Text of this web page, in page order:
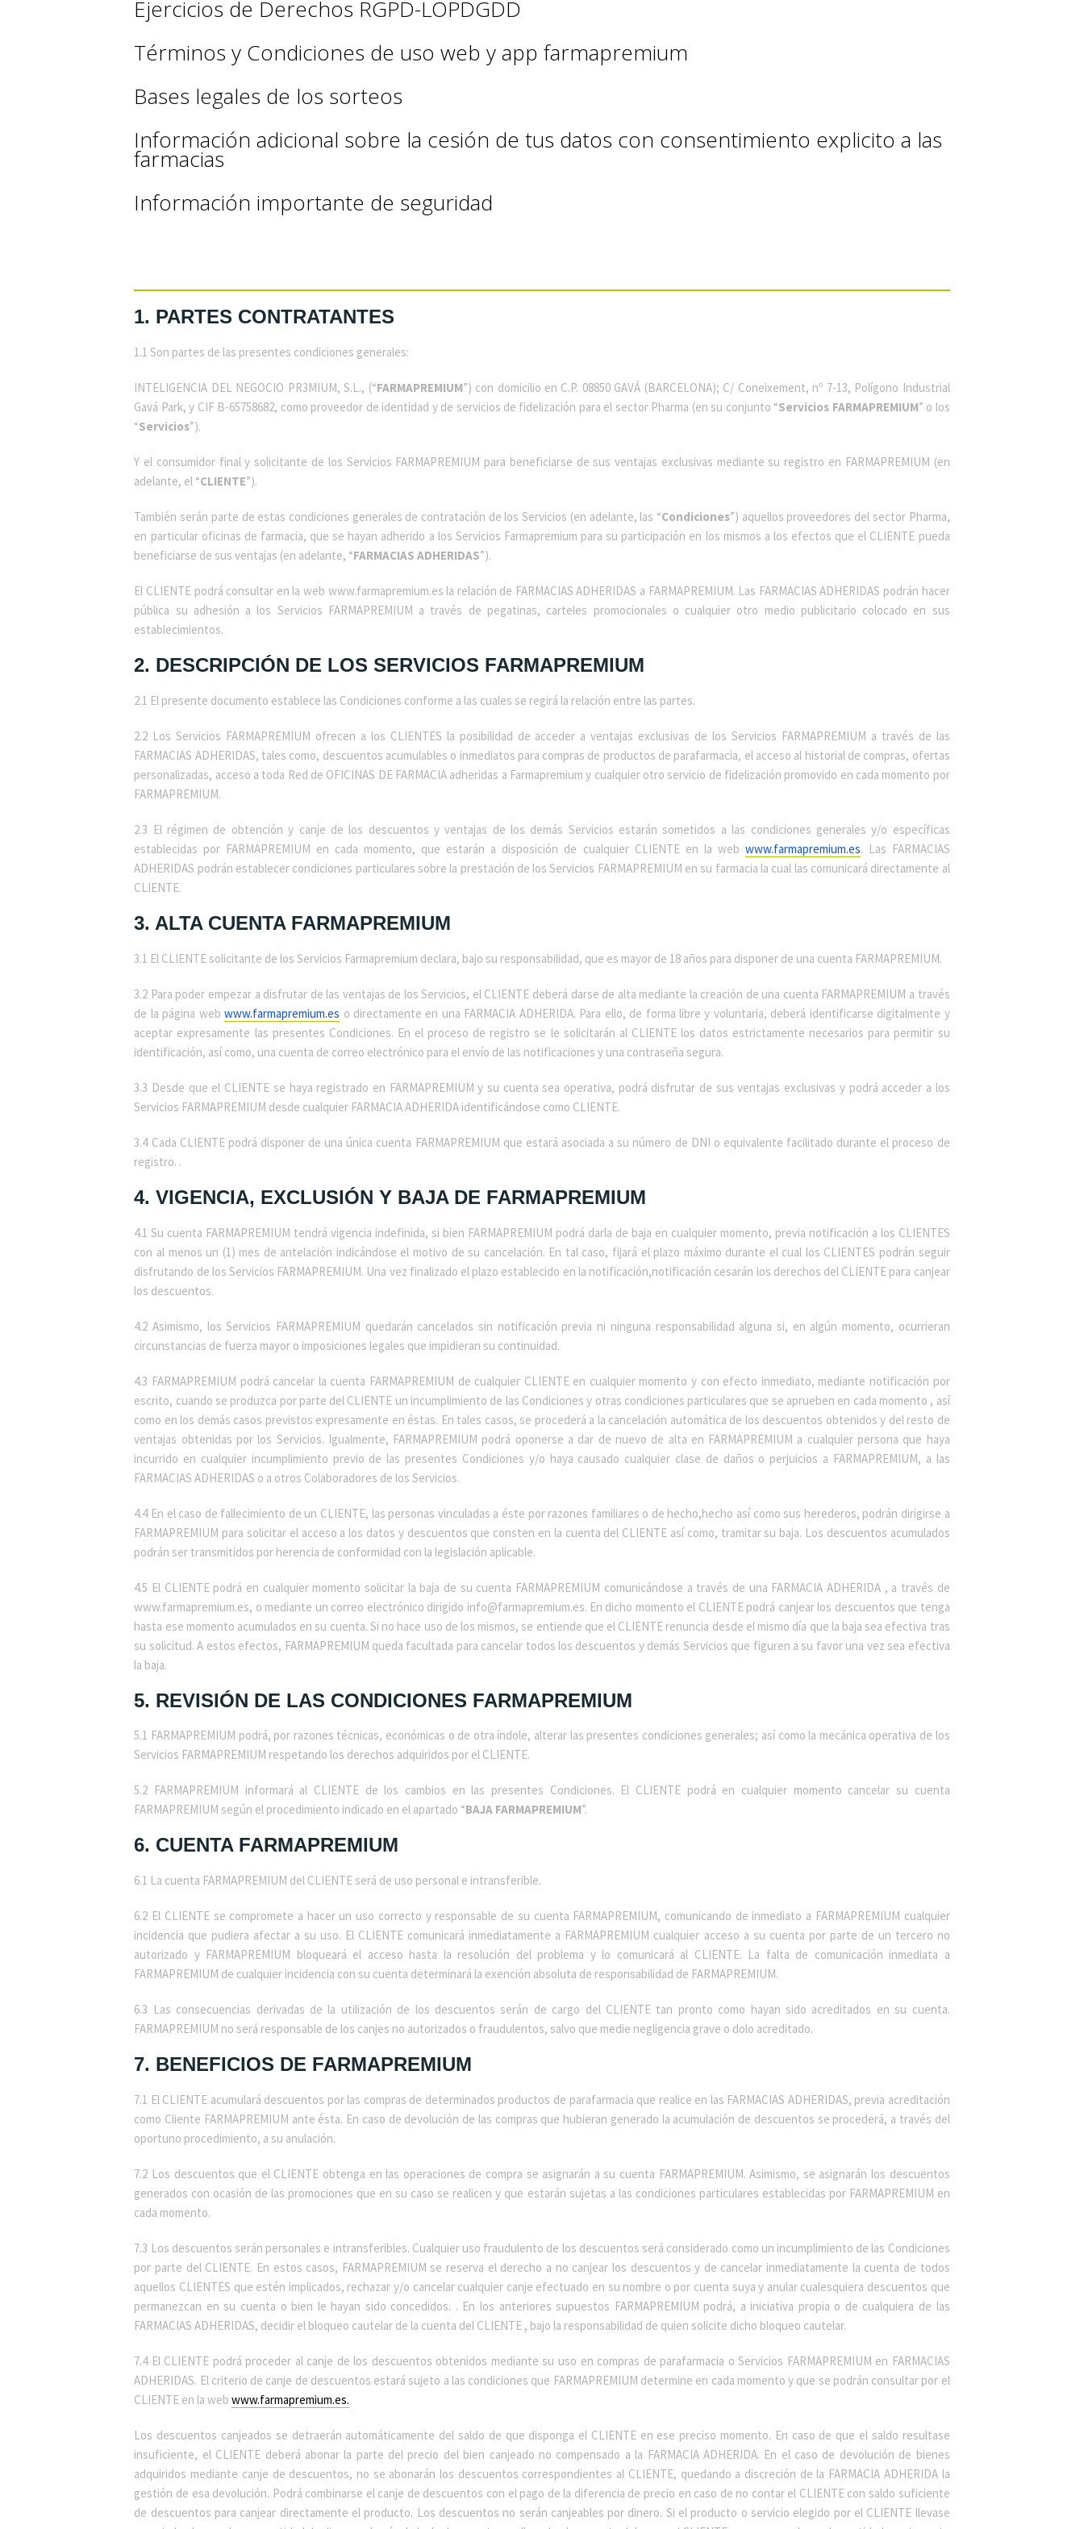
Ejercicios de Derechos RGPD-LOPDGDD
Términos y Condiciones de uso web y app farmapremium
Bases legales de los sorteos
Información adicional sobre la cesión de tus datos con consentimiento explicito a las
farmacias
Información importante de seguridad
1. PARTES CONTRATANTES
1.1 Son partes de las presentes condiciones generales:
INTELIGENCIA DEL NEGOCIO PR3MIUM, S.L., (“FARMAPREMIUM”) con domicilio en C.P. 08850 GAVÁ (BARCELONA); C/ Coneixement, nº 7-13, Polígono Industrial
Gavá Park, y CIF B-65758682, como proveedor de identidad y de servicios de fidelización para el sector Pharma (en su conjunto “Servicios FARMAPREMIUM” o los
“Servicios”).
Y el consumidor final y solicitante de los Servicios FARMAPREMIUM para beneficiarse de sus ventajas exclusivas mediante su registro en FARMAPREMIUM (en
adelante, el “CLIENTE”).
También serán parte de estas condiciones generales de contratación de los Servicios (en adelante, las “Condiciones”) aquellos proveedores del sector Pharma,
en particular oficinas de farmacia, que se hayan adherido a los Servicios Farmapremium para su participación en los mismos a los efectos que el CLIENTE pueda
beneficiarse de sus ventajas (en adelante, “FARMACIAS ADHERIDAS”).
El CLIENTE podrá consultar en la web www.farmapremium.es la relación de FARMACIAS ADHERIDAS a FARMAPREMIUM. Las FARMACIAS ADHERIDAS podrán hacer
pública su adhesión a los Servicios FARMAPREMIUM a través de pegatinas, carteles promocionales o cualquier otro medio publicitario colocado en sus
establecimientos.
2. DESCRIPCIÓN DE LOS SERVICIOS FARMAPREMIUM
2.1 El presente documento establece las Condiciones conforme a las cuales se regirá la relación entre las partes.
2.2 Los Servicios FARMAPREMIUM ofrecen a los CLIENTES la posibilidad de acceder a ventajas exclusivas de los Servicios FARMAPREMIUM a través de las
FARMACIAS ADHERIDAS, tales como, descuentos acumulables o inmediatos para compras de productos de parafarmacia, el acceso al historial de compras, ofertas
personalizadas, acceso a toda Red de OFICINAS DE FARMACIA adheridas a Farmapremium y cualquier otro servicio de fidelización promovido en cada momento por
FARMAPREMIUM.
2.3 El régimen de obtención y canje de los descuentos y ventajas de los demás Servicios estarán sometidos a las condiciones generales y/o específicas
establecidas por FARMAPREMIUM en cada momento, que estarán a disposición de cualquier CLIENTE en la web www.farmapremium.es. Las FARMACIAS
ADHERIDAS podrán establecer condiciones particulares sobre la prestación de los Servicios FARMAPREMIUM en su farmacia la cual las comunicará directamente al
CLIENTE.
3. ALTA CUENTA FARMAPREMIUM
3.1 El CLIENTE solicitante de los Servicios Farmapremium declara, bajo su responsabilidad, que es mayor de 18 años para disponer de una cuenta FARMAPREMIUM.
3.2 Para poder empezar a disfrutar de las ventajas de los Servicios, el CLIENTE deberá darse de alta mediante la creación de una cuenta FARMAPREMIUM a través
de la página webwww.farmapremium.es o directamente en una FARMACIA ADHERIDA. Para ello, de forma libre y voluntaria, deberá identificarse digitalmente y
aceptar expresamente las presentes Condiciones. En el proceso de registro se le solicitarán al CLIENTE los datos estrictamente necesarios para permitir su
identificación, así como, una cuenta de correo electrónico para el envío de las notificaciones y una contraseña segura.
3.3 Desde que el CLIENTE se haya registrado en FARMAPREMIUM y su cuenta sea operativa, podrá disfrutar de sus ventajas exclusivas y podrá acceder a los
Servicios FARMAPREMIUM desde cualquier FARMACIA ADHERIDA identificándose como CLIENTE.
3.4 Cada CLIENTE podrá disponer de una única cuenta FARMAPREMIUM que estará asociada a su número de DNI o equivalente facilitado durante el proceso de
registro. .
4. VIGENCIA, EXCLUSIÓN Y BAJA DE FARMAPREMIUM
4.1 Su cuenta FARMAPREMIUM tendrá vigencia indefinida, si bien FARMAPREMIUM podrá darla de baja en cualquier momento, previa notificación a los CLIENTES
con al menos un (1) mes de antelación indicándose el motivo de su cancelación. En tal caso, fijará el plazo máximo durante el cual los CLIENTES podrán seguir
disfrutando de los Servicios FARMAPREMIUM. Una vez finalizado el plazo establecido en la notificación,notificación cesarán los derechos del CLIENTE para canjear
los descuentos.
4.2 Asimismo, los Servicios FARMAPREMIUM quedarán cancelados sin notificación previa ni ninguna responsabilidad alguna si, en algún momento, ocurrieran
circunstancias de fuerza mayor o imposiciones legales que impidieran su continuidad.
4.3 FARMAPREMIUM podrá cancelar la cuenta FARMAPREMIUM de cualquier CLIENTE en cualquier momento y con efecto inmediato, mediante notificación por
escrito, cuando se produzca por parte del CLIENTE un incumplimiento de las Condiciones y otras condiciones particulares que se aprueben en cada momento , así
como en los demás casos previstos expresamente en éstas. En tales casos, se procederá a la cancelación automática de los descuentos obtenidos y del resto de
ventajas obtenidas por los Servicios. Igualmente, FARMAPREMIUM podrá oponerse a dar de nuevo de alta en FARMAPREMIUM a cualquier persona que haya
incurrido en cualquier incumplimiento previo de las presentes Condiciones y/o haya causado cualquier clase de daños o perjuicios a FARMAPREMIUM, a las
FARMACIAS ADHERIDAS o a otros Colaboradores de los Servicios.
4.4 En el caso de fallecimiento de un CLIENTE, las personas vinculadas a éste por razones familiares o de hecho,hecho así como sus herederos, podrán dirigirse a
FARMAPREMIUM para solicitar el acceso a los datos y descuentos que consten en la cuenta del CLIENTE así como, tramitar su baja. Los descuentos acumulados
podrán ser transmitidos por herencia de conformidad con la legislación aplicable.
4.5 El CLIENTE podrá en cualquier momento solicitar la baja de su cuenta FARMAPREMIUM comunicándose a través de una FARMACIA ADHERIDA , a través de
www.farmapremium.es, o mediante un correo electrónico dirigido info@farmapremium.es. En dicho momento el CLIENTE podrá canjear los descuentos que tenga
hasta ese momento acumulados en su cuenta. Si no hace uso de los mismos, se entiende que el CLIENTE renuncia desde el mismo día que la baja sea efectiva tras
su solicitud. A estos efectos, FARMAPREMIUM queda facultada para cancelar todos los descuentos y demás Servicios que figuren a su favor una vez sea efectiva
la baja.
5. REVISIÓN DE LAS CONDICIONES FARMAPREMIUM
5.1 FARMAPREMIUM podrá, por razones técnicas, económicas o de otra índole, alterar las presentes condiciones generales; así como la mecánica operativa de los
Servicios FARMAPREMIUM respetando los derechos adquiridos por el CLIENTE.
5.2 FARMAPREMIUM informará al CLIENTE de los cambios en las presentes Condiciones. El CLIENTE podrá en cualquier momento cancelar su cuenta
FARMAPREMIUM según el procedimiento indicado en el apartado “BAJA FARMAPREMIUM”.
6. CUENTA FARMAPREMIUM
6.1 La cuenta FARMAPREMIUM del CLIENTE será de uso personal e intransferible.
6.2 El CLIENTE se compromete a hacer un uso correcto y responsable de su cuenta FARMAPREMIUM, comunicando de inmediato a FARMAPREMIUM cualquier
incidencia que pudiera afectar a su uso. El CLIENTE comunicará inmediatamente a FARMAPREMIUM cualquier acceso a su cuenta por parte de un tercero no
autorizado y FARMAPREMIUM bloqueará el acceso hasta la resolución del problema y lo comunicará al CLIENTE. La falta de comunicación inmediata a
FARMAPREMIUM de cualquier incidencia con su cuenta determinará la exención absoluta de responsabilidad de FARMAPREMIUM.
6.3 Las consecuencias derivadas de la utilización de los descuentos serán de cargo del CLIENTE tan pronto como hayan sido acreditados en su cuenta.
FARMAPREMIUM no será responsable de los canjes no autorizados o fraudulentos, salvo que medie negligencia grave o dolo acreditado.
7. BENEFICIOS DE FARMAPREMIUM
7.1 El CLIENTE acumulará descuentos por las compras de determinados productos de parafarmacia que realice en las FARMACIAS ADHERIDAS, previa acreditación
como Cliente FARMAPREMIUM ante ésta. En caso de devolución de las compras que hubieran generado la acumulación de descuentos se procederá, a través del
oportuno procedimiento, a su anulación.
7.2 Los descuentos que el CLIENTE obtenga en las operaciones de compra se asignarán a su cuenta FARMAPREMIUM. Asimismo, se asignarán los descuentos
generados con ocasión de las promociones que en su caso se realicen y que estarán sujetas a las condiciones particulares establecidas por FARMAPREMIUM en
cada momento.
7.3 Los descuentos serán personales e intransferibles. Cualquier uso fraudulento de los descuentos será considerado como un incumplimiento de las Condiciones
por parte del CLIENTE. En estos casos, FARMAPREMIUM se reserva el derecho a no canjear los descuentos y de cancelar inmediatamente la cuenta de todos
aquellos CLIENTES que estén implicados, rechazar y/o cancelar cualquier canje efectuado en su nombre o por cuenta suya y anular cualesquiera descuentos que
permanezcan en su cuenta o bien le hayan sido concedidos. . En los anteriores supuestos FARMAPREMIUM podrá, a iniciativa propia o de cualquiera de las
FARMACIAS ADHERIDAS, decidir el bloqueo cautelar de la cuenta del CLIENTE , bajo la responsabilidad de quien solicite dicho bloqueo cautelar.
7.4 El CLIENTE podrá proceder al canje de los descuentos obtenidos mediante su uso en compras de parafarmacia o Servicios FARMAPREMIUM en FARMACIAS
ADHERIDAS. El criterio de canje de descuentos estará sujeto a las condiciones que FARMAPREMIUM determine en cada momento y que se podrán consultar por el
CLIENTE en la webwww.farmapremium.es.
Los descuentos canjeados se detraerán automáticamente del saldo de que disponga el CLIENTE en ese preciso momento. En caso de que el saldo resultase
insuficiente, el CLIENTE deberá abonar la parte del precio del bien canjeado no compensado a la FARMACIA ADHERIDA. En el caso de devolución de bienes
adquiridos mediante canje de descuentos, no se abonarán los descuentos correspondientes al CLIENTE, quedando a discreción de la FARMACIA ADHERIDA la
gestión de esa devolución. Podrá combinarse el canje de descuentos con el pago de la diferencia de precio en caso de no contar el CLIENTE con saldo suficiente
de descuentos para canjear directamente el producto. Los descuentos no serán canjeables por dinero. Si el producto o servicio elegido por el CLIENTE llevase